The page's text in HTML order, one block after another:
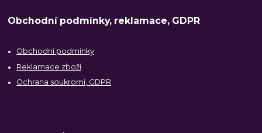
Obchodní podmínky, reklamace, GDPR
Obchodní podmínky
Reklamace zboží
Ochrana soukromí, GDPR